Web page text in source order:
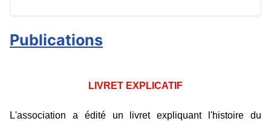
Publications
LIVRET EXPLICATIF
L'association a édité un livret expliquant l'histoire du